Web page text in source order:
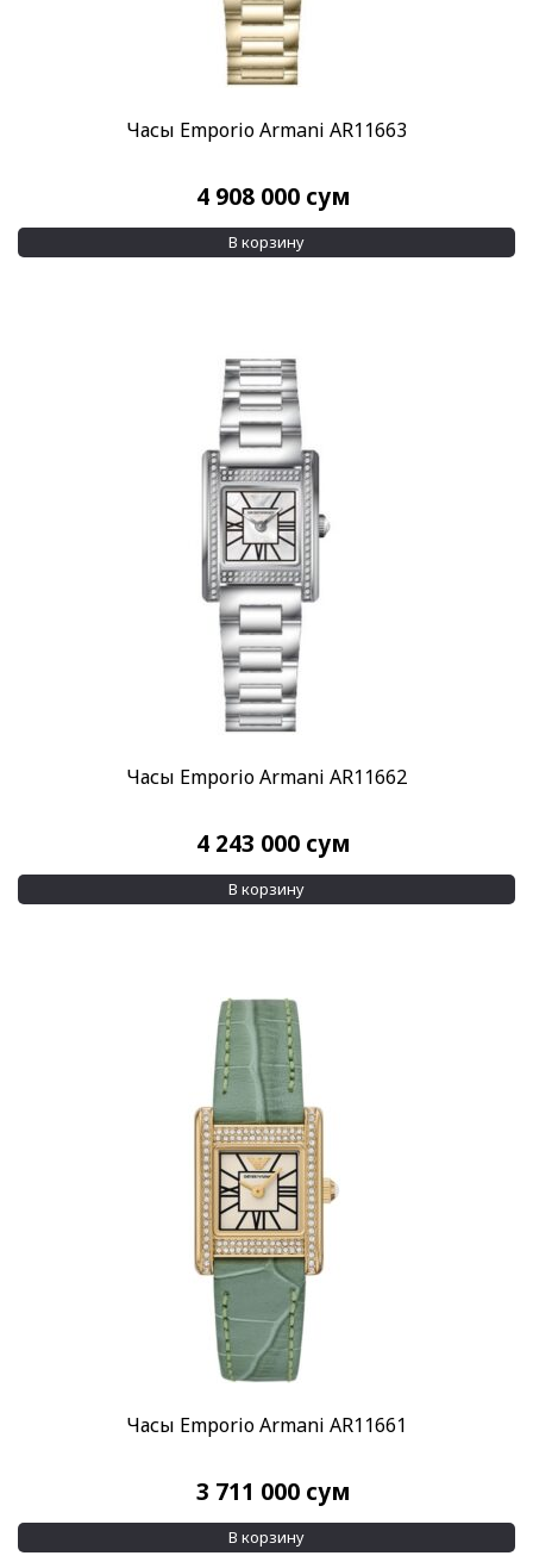
Часы Emporio Armani AR11663
4 908 000 сум
В корзину
Часы Emporio Armani AR11662
4 243 000 сум
В корзину
Часы Emporio Armani AR11661
3 711 000 сум
В корзину